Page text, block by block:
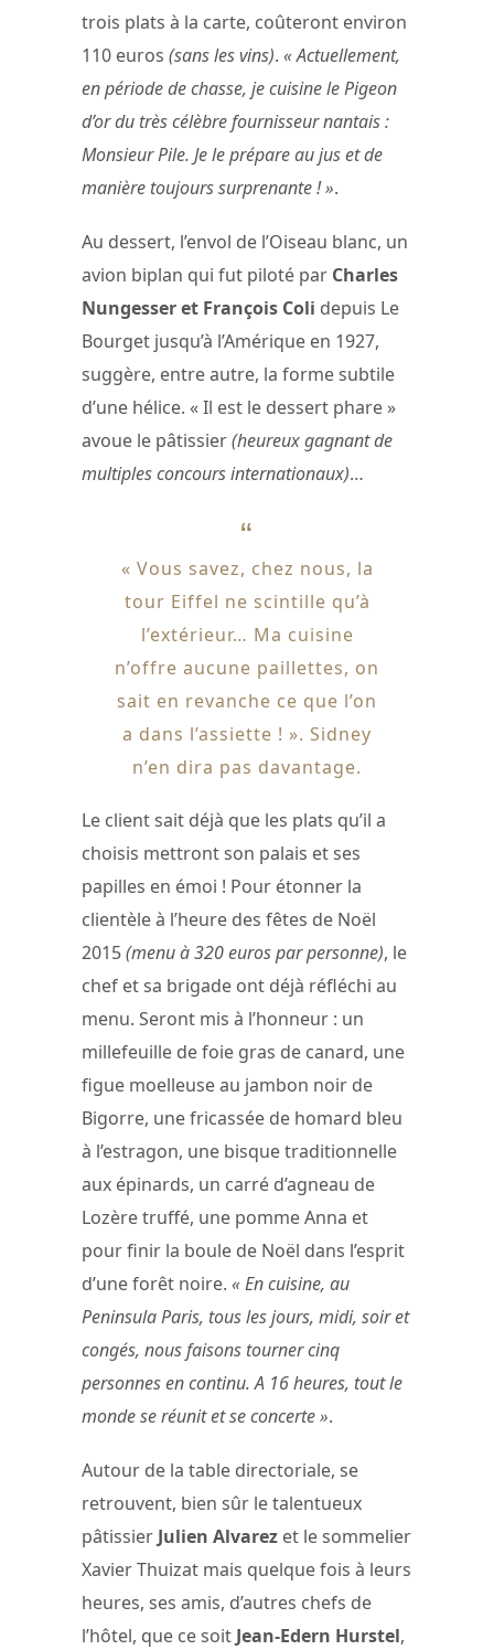
trois plats à la carte, coûteront environ
110 euros (sans les vins). « Actuellement,
en période de chasse, je cuisine le Pigeon
d’or du très célèbre fournisseur nantais :
Monsieur Pile. Je le prépare au jus et de
manière toujours surprenante ! ».
Au dessert, l’envol de l’Oiseau blanc, un
avion biplan qui fut piloté par Charles
Nungesser et François Coli depuis Le
Bourget jusqu’à l’Amérique en 1927,
suggère, entre autre, la forme subtile
d’une hélice. « Il est le dessert phare »
avoue le pâtissier(heureux gagnant de
multiples concours internationaux)…
« Vous savez, chez nous, la
tour Eiffel ne scintille qu’à
l’extérieur… Ma cuisine
n’offre aucune paillettes, on
sait en revanche ce que l’on
a dans l’assiette ! ». Sidney
n’en dira pas davantage.
Le client sait déjà que les plats qu’il a
choisis mettront son palais et ses
papilles en émoi ! Pour étonner la
clientèle à l’heure des fêtes de Noël
2015(menu à 320 euros par personne), le
chef et sa brigade ont déjà réfléchi au
menu. Seront mis à l’honneur : un
millefeuille de foie gras de canard, une
figue moelleuse au jambon noir de
Bigorre, une fricassée de homard bleu
à l’estragon, une bisque traditionnelle
aux épinards, un carré d’agneau de
Lozère truffé, une pomme Anna et
pour finir la boule de Noël dans l’esprit
d’une forêt noire. « En cuisine, au
Peninsula Paris, tous les jours, midi, soir et
congés, nous faisons tourner cinq
personnes en continu. A 16 heures, tout le
monde se réunit et se concerte ».
Autour de la table directoriale, se
retrouvent, bien sûr le talentueux
pâtissier Julien Alvarez et le sommelier
Xavier Thuizat mais quelque fois à leurs
heures, ses amis, d’autres chefs de
l’hôtel, que ce soit Jean-Edern Hurstel,